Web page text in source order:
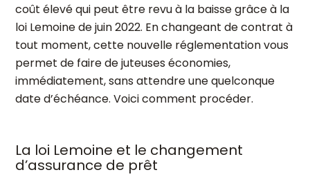
coût élevé qui peut être revu à la baisse grâce à la
loi Lemoine de juin 2022. En changeant de contrat à
tout moment, cette nouvelle réglementation vous
permet de faire de juteuses économies,
immédiatement, sans attendre une quelconque
date d’échéance. Voici comment procéder.
La loi Lemoine et le changement
d’assurance de prêt